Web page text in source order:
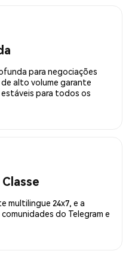
para negociações
alto volume garante
para todos os
multilingue 24x7, e a
do Telegram e